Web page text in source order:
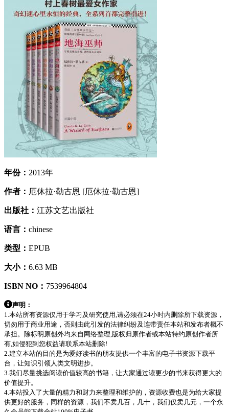
年份： 2013年
作者： 厄休拉·勒古恩 [厄休拉·勒古恩]
出版社： 江苏文艺出版社
语言： chinese
类型： EPUB
大小： 6.63 MB
ISBN NO： 7539964804
声明：
1.本站所有资源仅用于学习及研究使用,请必须在24小时内删除所下载资源，
切勿用于商业用途，否则由此引发的法律纠纷及连带责任本站和发布者概不
承担。除标明原创外均来自网络整理,版权归原作者或本站特约原创作者所
有,如侵犯到您权益请联系本站删除!
2.建立本站的目的是为爱好读书的朋友提供一个丰富的电子书资源下载平
台，让知识引领人类文明进步。
3.我们尽量挑选阅读价值较高的书籍，让大家通过读更少的书来获得更大的
价值提升。
4.本站投入了大量的精力和财力来整理和维护的，资源收费也是为给大家提
供更好的服务，同样的资源，我们不卖几百，几十，我们仅卖几元，一个永